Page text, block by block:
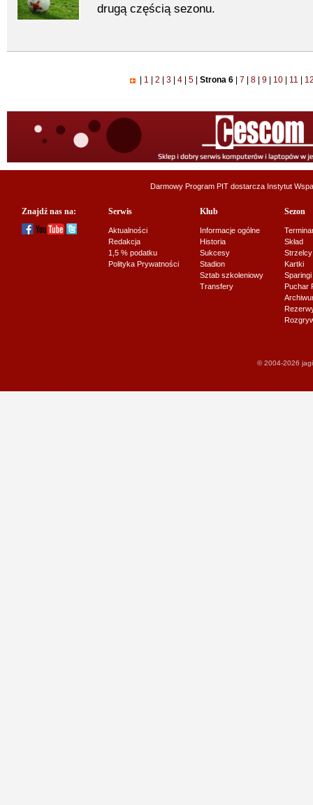
drugą częścią sezonu.
1 2 3 4 5 Strona 6 7 8 9 10 11
Darmowy Program PIT dostarcza Instytut
Znajdź nas na: Serwis
Aktualności
Redakcja
1,5 % podatku
Polityka Prywatności
Klub
Informacje ogólne
Historia
Sukcesy
Stadion
Sztab szkoleniowy
Transfery
Sezon
Skład
Strzelcy
Kartki
Sparingi
Puchar
© 2004-2026